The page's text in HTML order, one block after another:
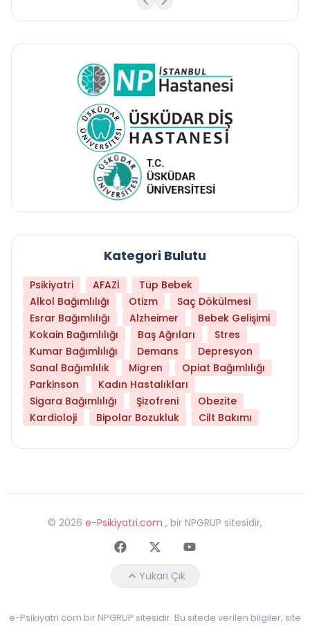
Kategori Bulutu
Psikiyatri AFAZİ
Tüp Bebek
Alkol Bağımlılığı
Otizm
Saç Dökülmesi
Esrar Bağımlılığı
Alzheimer
Bebek Gelişimi
Kokain Bağımlılığı
Baş Ağrıları
Stres
Kumar Bağımlılığı
Demans
Depresyon
Sanal Bağımlılık
Migren
Opiat Bağımlılığı
Parkinson
Kadın Hastalıkları
Sigara Bağımlılığı
Şizofreni
Obezite
Kardioloji
Bipolar Bozukluk Cilt Bakımı
© 2026 e-Psikiyatri.com , bir NPGRUP sitesidir,
FaceebokTwitterYoutube
Yukarı Çık
e-Psikiyatri.com bir NPGRUP sitesidir. Bu sitede verilen bilgiler, site